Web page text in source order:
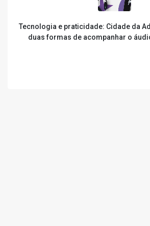
Tecnologia e praticidade: Cidade da
duas formas de acompanhar o